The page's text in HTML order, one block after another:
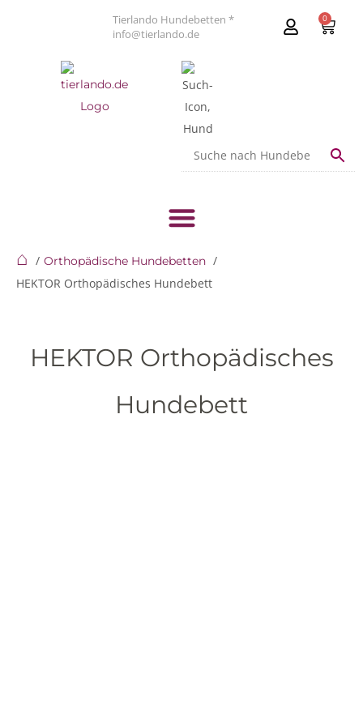
Tierlando Hundebetten *
info@tierlando.de
0
⌂ Orthopädische Hundebetten
HEKTOR Orthopädisches Hundebett
HEKTOR Orthopädisches
Hundebett